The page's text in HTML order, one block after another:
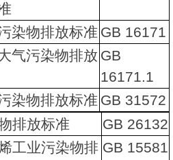
染物排放标准 GB 16171
气污染物排放 GB
16171.1
染物排放标准 GB 31572
排放标准
GB 26132
工业污染物排 GB 15581